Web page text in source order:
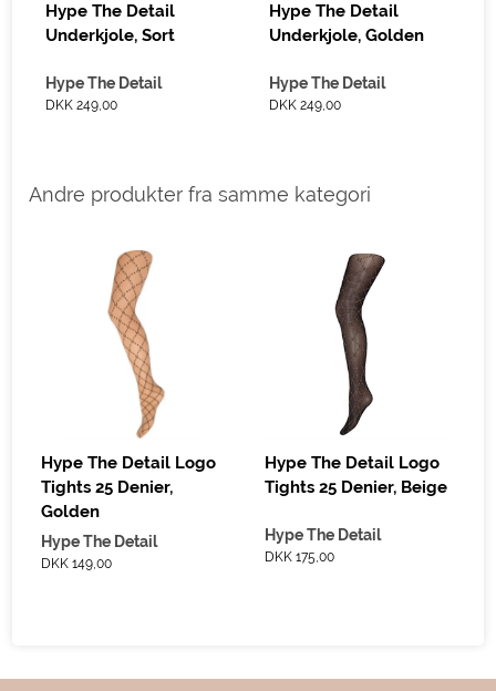
Hype The Detail
Underkjole, Sort
Hype The Detail
DKK 249,00
Hype The Detail
Underkjole, Golden
Hype The Detail
DKK 249,00
Andre produkter fra samme kategori
Hype The Detail Logo
Tights 25 Denier,
Golden
Hype The Detail
DKK 149,00
Hype The Detail Logo
Tights 25 Denier, Beige
Hype The Detail
DKK 175,00